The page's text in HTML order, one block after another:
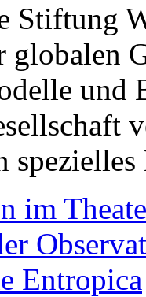
Stiftung
und
im
Entropica